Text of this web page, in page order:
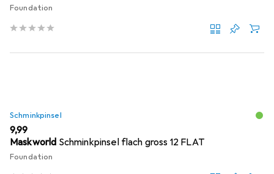
Foundation
Schminkpinsel
EUR
9,99
Maskworld Schminkpinsel flach gross 12 FLAT
Foundation